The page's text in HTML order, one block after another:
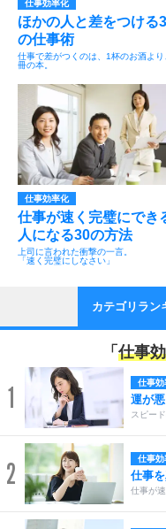
仕事効率化
ほかの人と差をつける
の仕事術
仕事で差がつくのは、1杯のお酒より
冊の本。
仕事効率化
仕事が速く完璧にでき
人になる30の方法
上司に言われた衝撃の一言。
「速く完璧にしなさい」
カテゴリラン
「 仕事
1 仕事効
運が
スピー
2 仕事効
仕事を
仕事が